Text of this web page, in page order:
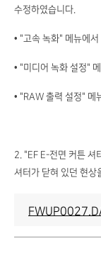
수정하였습니다.
• "고속 녹화" 메뉴에
• "미디어 녹화 설정"
• "RAW 출력 설정" 메
2. "EF E-전면 커튼 셔
셔터가 닫혀 있던 현상